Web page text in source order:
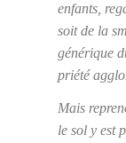
enfants,
soit de la
géné­rique
prié­té
Mais
le sol y est